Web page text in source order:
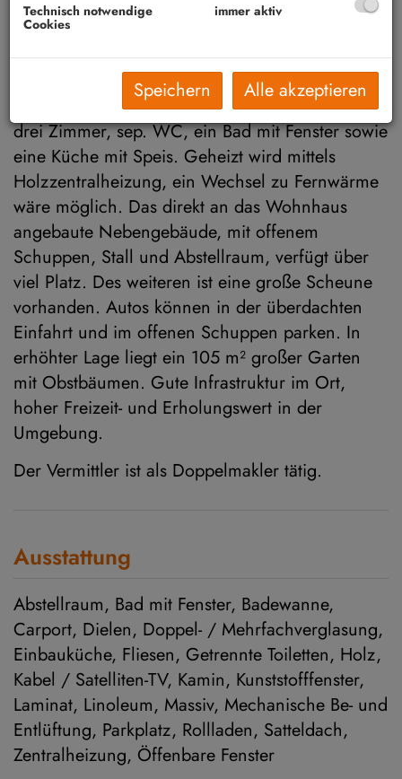
Das Landhaus liegt in einer ruhigen Gasse in der
idyllischen Gemeinde Piringsdorf im südlichen
Mittelburgenland. Es bietet auf 85 m² einen
hellen Vorraum mit Kaminofen der Fa. Meller,
drei Zimmer, sep. WC, ein Bad mit Fenster sowie
eine Küche mit Speis. Geheizt wird mittels
Holzzentralheizung, ein Wechsel zu Fernwärme
wäre möglich. Das direkt an das Wohnhaus
angebaute Nebengebäude, mit offenem
Schuppen, Stall und Abstellraum, verfügt über
viel Platz. Des weiteren ist eine große Scheune
vorhanden. Autos können in der überdachten
Einfahrt und im offenen Schuppen parken. In
erhöhter Lage liegt ein 105 m² großer Garten
mit Obstbäumen. Gute Infrastruktur im Ort,
hoher Freizeit- und Erholungswert in der
Umgebung.
Der Vermittler ist als Doppelmakler tätig.
Ausstattung
Abstellraum Bad mit Fenster Badewanne
Carport Dielen Doppel- / Mehrfachverglasung
Einbauküche Fliesen Getrennte Toiletten Holz
Kabel / Satelliten-TV Kamin Kunststofffenster
Laminat Linoleum Massiv Mechanische Be- und
Entlüftung Parkplatz Rollladen Satteldach
Zentralheizung Öffenbare Fenster
Technisch notwendige
Cookies
immer aktiv
Speichern Alle akzeptieren